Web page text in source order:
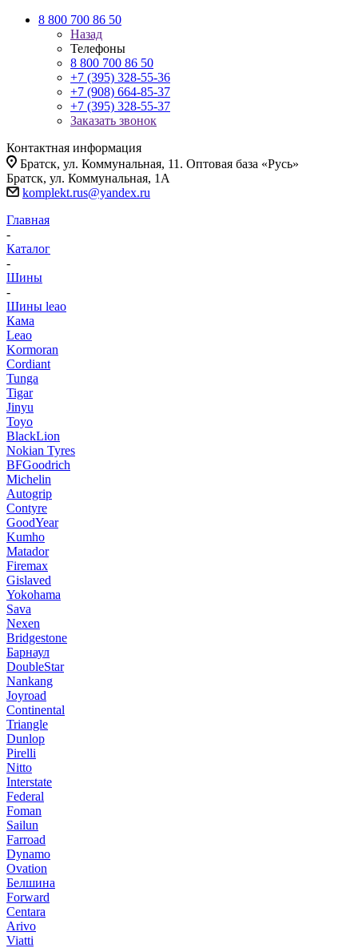
8 800 700 86 50
Назад
Телефоны
8 800 700 86 50
+7 (395) 328-55-36
+7 (908) 664-85-37
+7 (395) 328-55-37
Заказать звонок
Контактная информация
Братск, ул. Коммунальная, 11. Оптовая база «Русь»
Братск, ул. Коммунальная, 1А
komplekt.rus@yandex.ru
Главная
-
Каталог
-
Шины
-
Шины leao
Кама
Leao
Kormoran
Cordiant
Tunga
Tigar
Jinyu
Toyo
BlackLion
Nokian Tyres
BFGoodrich
Michelin
Autogrip
Contyre
GoodYear
Kumho
Matador
Firemax
Gislaved
Yokohama
Sava
Nexen
Bridgestone
Барнаул
DoubleStar
Nankang
Joyroad
Continental
Triangle
Dunlop
Pirelli
Nitto
Interstate
Federal
Foman
Sailun
Farroad
Dynamo
Ovation
Белшина
Forward
Centara
Arivo
Viatti